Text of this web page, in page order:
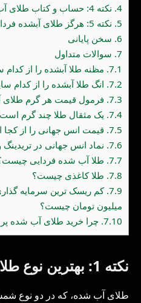
4. نکته 4: حساب و کتاب طلای آب شده را خودتان انجام دهید!
5. نکته 5: هرگز طلای آبشده فردایی، طلا کاغذی نخرید!
6. سخن پایانی
7. سوالات متداول
7.1. مظنه طلا آبشده را از کدام
7.2. انگ طلا آبشده را از کدام
7.3. فرمول قیمت هر گرم طلای
7.4. یک مثقال طلا چند گرم
7.5. قیمت انس جهانی را از کجا
7.6. نماد انس جهانی در تریدینگ
7.7. طلا آب شده فردایی
7.8. طلا کاغذی چیست؟
7.9.
میلیون تومان چیست؟
7.10. چرا خرید طلای آب شده
نکته 1: بهترین نوع طلا آب شده را بخرید!
طلای آب شده، که در دو نوع